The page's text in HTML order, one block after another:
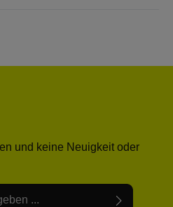
und keine Neuigkeit oder